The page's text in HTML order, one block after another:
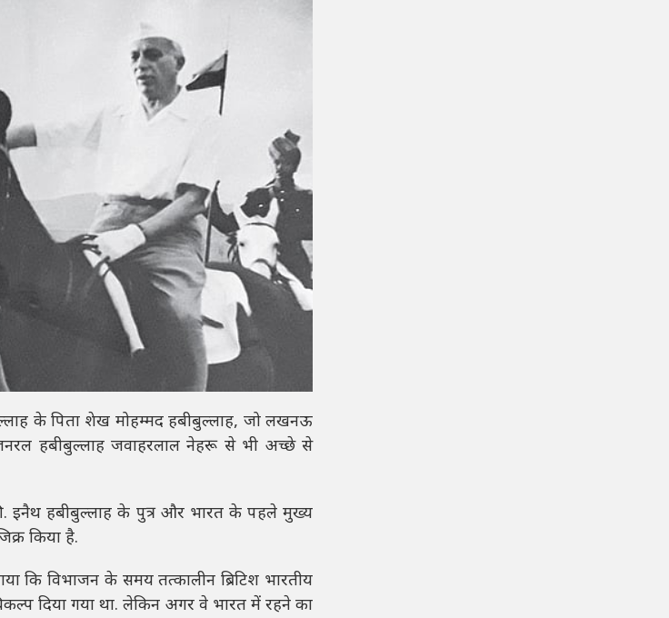
के पिता शेख मोहम्मद हबीबुल्लाह, जो लखनऊ
हबीबुल्लाह जवाहरलाल नेहरू से भी अच्छे से
इनैथ हबीबुल्लाह के पुत्र और भारत के पहले मुख्य
किया है.
कि विभाजन के समय तत्कालीन ब्रिटिश भारतीय
दिया गया था. लेकिन अगर वे भारत में रहने का